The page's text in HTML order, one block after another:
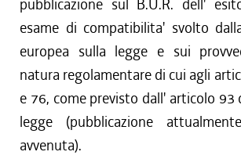
pubblicazione sul B.U.R. dell'
esame di compatibilita' svolto
europea sulla legge e sui
natura regolamentare di cui agli
e 76, come previsto dall' articolo 93
legge (pubblicazione
avvenuta).